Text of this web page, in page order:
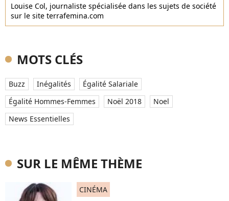
Louise Col, journaliste spécialisée dans les sujets de société
sur le site terrafemina.com
MOTS CLÉS
Buzz Inégalités
Égalité Salariale
Égalité Hommes-Femmes
Noël 2018
Noel
News Essentielles
SUR LE MÊME THÈME
CINÉMA